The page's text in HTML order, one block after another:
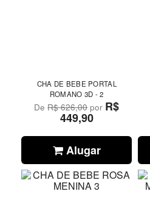
CHA DE BEBE PORTAL
ROMANO 3D - 2
DeR$ 626,00por R$
449,90
Alugar